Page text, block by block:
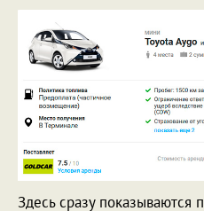
Здесь сразу показываются